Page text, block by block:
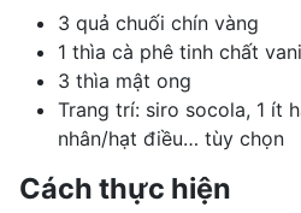
3 quả chuối chín vàng
1 thìa cà phê tinh chất vani
3 thìa mật ong
Trang trí: siro socola, 1 ít
nhân/hạt điều… tùy chọn
Cách thực hiện